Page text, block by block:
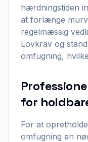
hærdningstiden
at forlænge
regelmæssig
Lovkrav og
omfugning,
for
For at
omfugning en